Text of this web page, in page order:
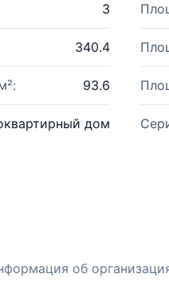
3
340.4
93.6
дом
об